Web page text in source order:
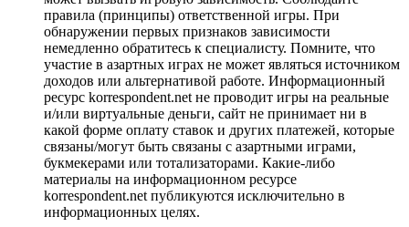
правила (принципы) ответственной игры. При
обнаружении первых признаков зависимости
немедленно обратитесь к специалисту. Помните, что
участие в азартных играх не может являться источником
доходов или альтернативой работе. Информационный
ресурс korrespondent.net не проводит игры на реальные
и/или виртуальные деньги, сайт не принимает ни в
какой форме оплату ставок и других платежей, которые
связаны/могут быть связаны с азартными играми,
букмекерами или тотализаторами. Какие-либо
материалы на информационном ресурсе
korrespondent.net публикуются исключительно в
информационных целях.